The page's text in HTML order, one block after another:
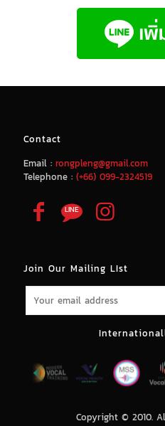
Contact
Email : rongpleng@gmail.com
Telephone : (+66) 099-2324519
Join Our Mailing LIst
Copyright © 2010.